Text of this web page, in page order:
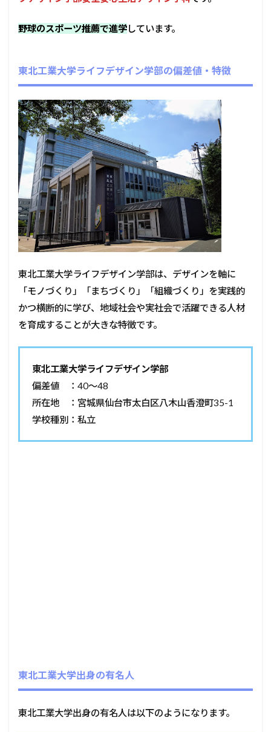
野球のスポーツ推薦で進学しています。
東北工業大学ライフデザイン学部の偏差値・特徴
東北工業大学ライフデザイン学部は、デザインを軸に
「モノづくり」「まちづくり」「組織づくり」を実践的
かつ横断的に学び、地域社会や実社会で活躍できる人材
を育成することが大きな特徴です。
東北工業大学ライフデザイン学部
偏差値 ：40～48
所在地 ：宮城県仙台市太白区八木山香澄町35-1
学校種別：私立
東北工業大学出身の有名人
東北工業大学出身の有名人は以下のようになります。